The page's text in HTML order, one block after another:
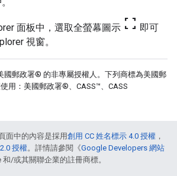
面板中，選取全螢幕圖示 fullscreen 即可
視窗。
國郵政署® 的非專屬授權人。下列商標為美國郵
用：美國郵政署®、CASS™、CASS
面中的內容是採用創用 CC 姓名標示 4.0 授權 ，
授權。詳情請參閱《Google Developers 網站
和/或其關聯企業的註冊商標。